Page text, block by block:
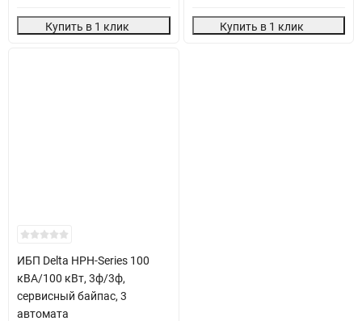
Купить в 1 клик Купить в 1 клик
ИБП Delta HPH-Series 100
кВА/100 кВт, 3ф/3ф,
сервисный байпас, 3
автомата